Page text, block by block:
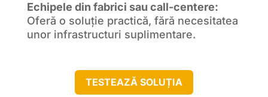
Echipele din fabrici sau call-centere:
Oferă o soluție practică, fără necesitatea
unor infrastructuri suplimentare.
TESTEAZĂ SOLUȚIA